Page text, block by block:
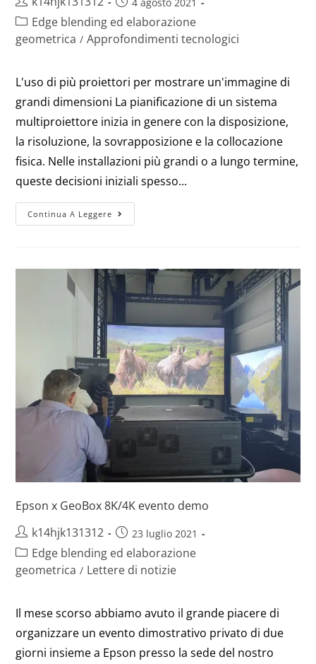
Edge blending ed elaborazione
geometrica / Approfondimenti tecnologici
L'uso di più proiettori per mostrare un'immagine di
grandi dimensioni La pianificazione di un sistema
multiproiettore inizia in genere con la disposizione,
la risoluzione, la sovrapposizione e la collocazione
fisica. Nelle installazioni più grandi o a lungo termine,
queste decisioni iniziali spesso...
Continua A Leggere
Epson x GeoBox 8K/4K evento demo
k14hjk131312
23 luglio 2021
Edge blending ed elaborazione
geometrica / Lettere di notizie
Il mese scorso abbiamo avuto il grande piacere di
organizzare un evento dimostrativo privato di due
giorni insieme a Epson presso la sede del nostro